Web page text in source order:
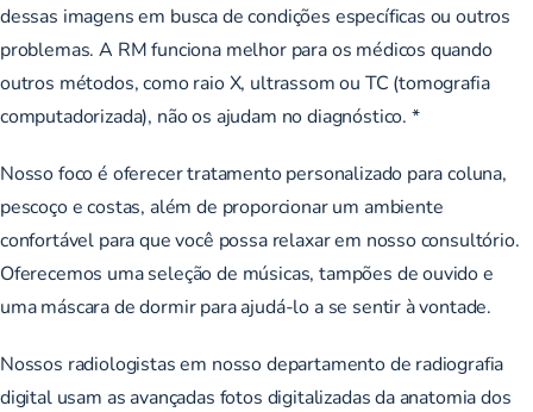
dessas imagens em busca de condições específicas ou outros
problemas. A RM funciona melhor para os médicos quando
outros métodos, como raio X, ultrassom ou TC (tomografia
computadorizada), não os ajudam no diagnóstico. *
Nosso foco é oferecer tratamento personalizado para coluna,
pescoço e costas, além de proporcionar um ambiente
confortável para que você possa relaxar em nosso consultório.
Oferecemos uma seleção de músicas, tampões de ouvido e
uma máscara de dormir para ajudá-lo a se sentir à vontade.
Nossos radiologistas em nosso departamento de radiografia
digital usam as avançadas fotos digitalizadas da anatomia dos